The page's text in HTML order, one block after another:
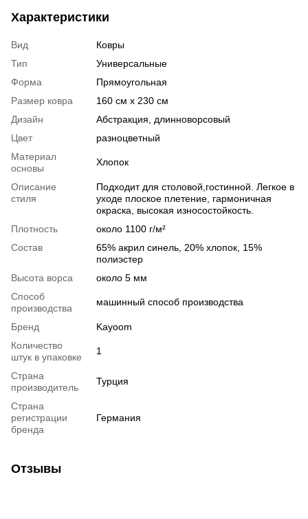
Характеристики
Вид
Ковры
Тип
Универсальные
Форма
Прямоугольная
Размер ковра
160 см x 230 см
Дизайн
Абстракция, длинноворсовый
Цвет
разноцветный
Материал
основы
Хлопок
Описание
стиля
Подходит для столовой,гостинной. Легкое в
уходе плоское плетение, гармоничная
окраска, высокая износостойкость.
Плотность
около 1100 г/м²
Состав
65% акрил синель, 20% хлопок, 15%
полиэстер
Высота ворса
около 5 мм
Способ
производства
машинный способ производства
Бренд
Kayoom
Количество
штук в упаковке
1
Страна
производитель
Турция
Страна
регистрации
бренда
Германия
Отзывы